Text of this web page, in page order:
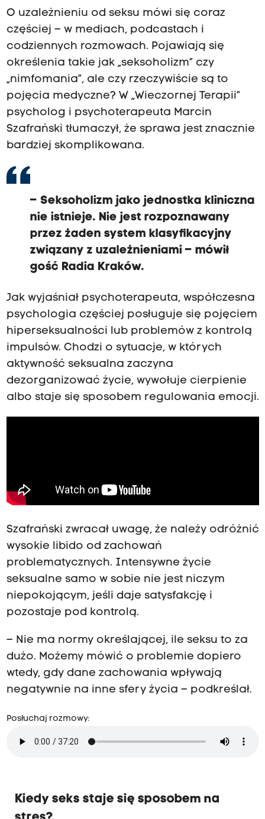
O uzależnieniu od seksu mówi się coraz
częściej – w mediach, podcastach i
codziennych rozmowach. Pojawiają się
określenia takie jak „seksoholizm” czy
„nimfomania”, ale czy rzeczywiście są to
pojęcia medyczne? W „Wieczornej Terapii”
psycholog i psychoterapeuta Marcin
Szafrański tłumaczył, że sprawa jest znacznie
bardziej skomplikowana.
– Seksoholizm jako jednostka kliniczna
nie istnieje. Nie jest rozpoznawany
przez żaden system klasyfikacyjny
związany z uzależnieniami – mówił
gość Radia Kraków.
Jak wyjaśniał psychoterapeuta, współczesna
psychologia częściej posługuje się pojęciem
hiperseksualności lub problemów z kontrolą
impulsów. Chodzi o sytuacje, w których
aktywność seksualna zaczyna
dezorganizować życie, wywołuje cierpienie
albo staje się sposobem regulowania emocji.
Szafrański zwracał uwagę, że należy odróżnić
wysokie libido od zachowań
problematycznych. Intensywne życie
seksualne samo w sobie nie jest niczym
niepokojącym, jeśli daje satysfakcję i
pozostaje pod kontrolą.
– Nie ma normy określającej, ile seksu to za
dużo. Możemy mówić o problemie dopiero
wtedy, gdy dane zachowania wpływają
negatywnie na inne sfery życia – podkreślał.
Posłuchaj rozmowy:
Kiedy seks staje się sposobem na